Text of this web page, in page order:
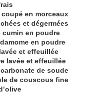
en morceaux
et dégermées
cumin en poudre
en poudre
et effeuillée
lavée et effeuillée
de soude
de couscous fine